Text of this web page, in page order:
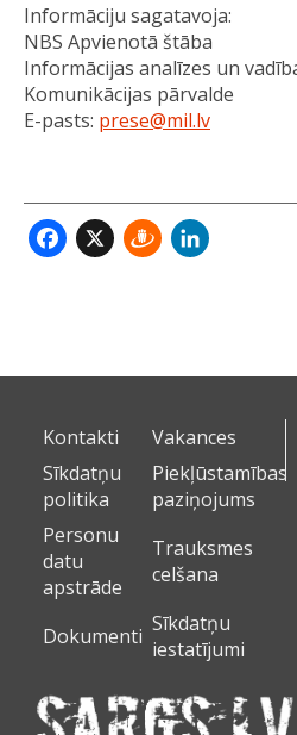
Informāciju sagatavoja:
NBS Apvienotā štāba
Informācijas analīzes un
Komunikācijas pārvalde
E-pasts: prese@mil.lv
Facebook
X
Kontakti
Vakances
Sīkdatņu
politika
Piekļūstamības
paziņojums
Personu
datu
apstrāde
Trauksmes
celšana
Dokumenti Sīkdatņu
iestatījumi